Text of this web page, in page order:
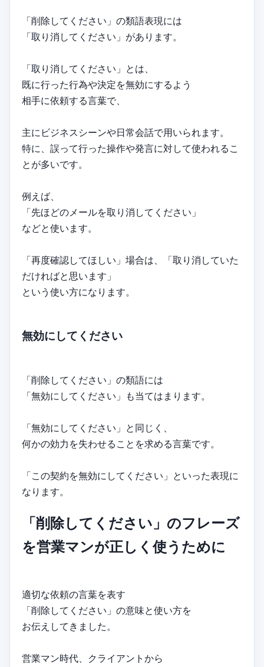
「削除してください」の類語表現には
「取り消してください」があります。
「取り消してください」とは、
既に行った行為や決定を無効にするよう
相手に依頼する言葉で、
主にビジネスシーンや日常会話で用いられます。
特に、誤って行った操作や発言に対して使われるこ
とが多いです。
例えば、
「先ほどのメールを取り消してください」
などと使います。
「再度確認してほしい」場合は、「取り消していた
だければと思います」
という使い方になります。
無効にしてください
「削除してください」の類語には
「無効にしてください」も当てはまります。
「無効にしてください」と同じく、
何かの効力を失わせることを求める言葉です。
「この契約を無効にしてください」といった表現に
なります。
「削除してください」のフレーズ
を営業マンが正しく使うために
適切な依頼の言葉を表す
「削除してください」の意味と使い方を
お伝えしてきました。
営業マン時代、クライアントから